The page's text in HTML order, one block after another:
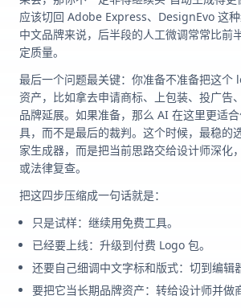
应该切回 Adobe Express、DesignEvo 这
中文品牌来说，后半段的人工微调常常比前
定质量。
最后一个问题最关键：你准备不准备把这个
资产，比如拿去申请商标、上包装、投广告
品牌延展。如果准备，那么 AI 在这里更适
具，而不是最后的裁判。这个时候，最稳的
家生成器，而是把当前思路交给设计师深化
或法律复查。
把这四步压缩成一句话就是：
只是试样：继续用免费工具。
已经要上线：升级到付费 Logo 包。
还要自己细调中文字标和版式：切到编辑
要把它当长期品牌资产：转给设计师并做